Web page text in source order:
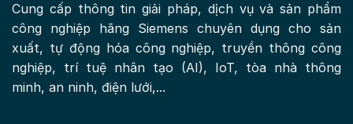
Cung cấp thông tin giải pháp, dịch vụ và sản phẩm
công nghiệp hãng Siemens chuyên dụng cho sản
xuất, tự động hóa công nghiệp, truyền thông công
nghiệp, trí tuệ nhân tạo (AI), IoT, tòa nhà thông
minh, an ninh, điện lưới,...